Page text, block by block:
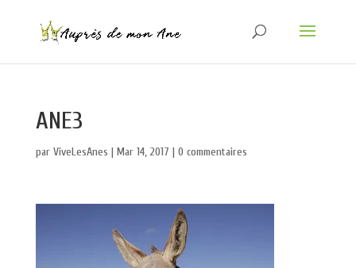
ANE3
par ViveLesAnes | Mar 14, 2017 | 0 commentaires